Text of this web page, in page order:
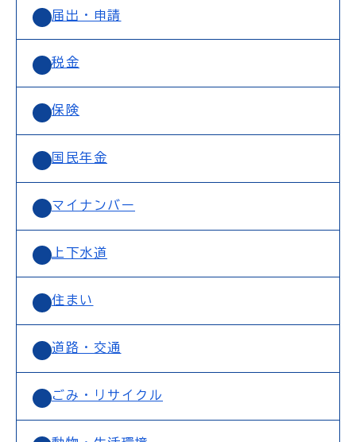
届出・申請
税金
保険
国民年金
マイナンバー
上下水道
住まい
道路・交通
ごみ・リサイクル